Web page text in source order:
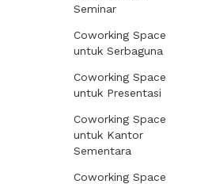
Seminar
Coworking Space
untuk Serbaguna
Coworking Space
untuk Presentasi
Coworking Space
untuk Kantor
Sementara
Coworking Space